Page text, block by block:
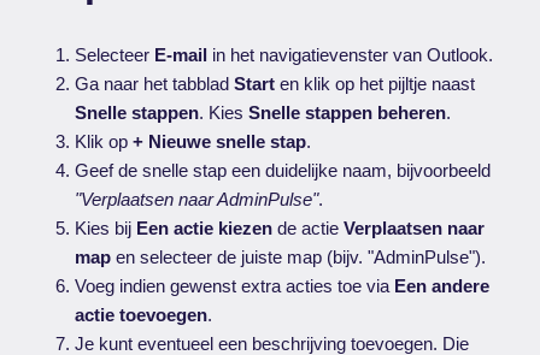
Selecteer E-mail in het navigatievenster van Outlook.
Ga naar het tabbladStart en klik op het pijltje naast
Snelle stappen. KiesSnelle stappen beheren.
Klik op+ Nieuwe snelle stap.
Geef de snelle stap een duidelijke naam, bijvoorbeeld
"Verplaatsen naar AdminPulse".
Kies bij Een actie kiezen de actieVerplaatsen naar
map en selecteer de juiste map (bijv. "AdminPulse").
Voeg indien gewenst extra acties toe via Een andere
actie toevoegen.
Je kunt eventueel een beschrijving toevoegen. Die